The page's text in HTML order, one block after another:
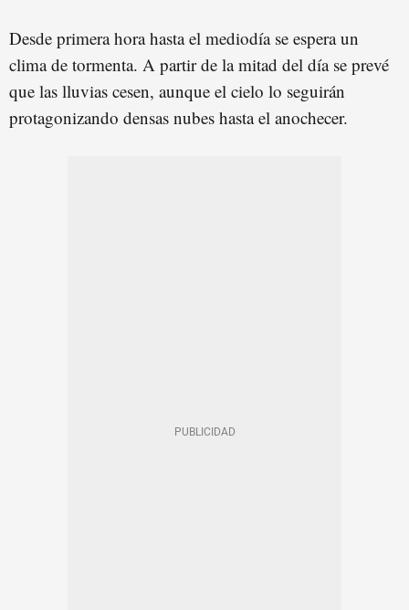
Desde primera hora hasta el mediodía se espera un
clima de tormenta. A partir de la mitad del día se prevé
que las lluvias cesen, aunque el cielo lo seguirán
protagonizando densas nubes hasta el anochecer.